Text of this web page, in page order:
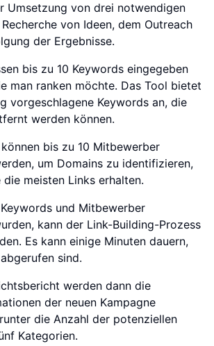
Umsetzung von drei notwendigen
von Ideen, dem Outreach
der Ergebnisse.
bis zu 10 Keywords eingegeben
man ranken möchte. Das Tool bietet
vorgeschlagene Keywords an, die
werden können.
bis zu 10 Mitbewerber
um Domains zu identifizieren,
meisten Links erhalten.
und Mitbewerber
kann der Link-Building-Prozess
Es kann einige Minuten dauern,
sind.
werden dann die
der neuen Kampagne
die Anzahl der potenziellen
Kategorien.